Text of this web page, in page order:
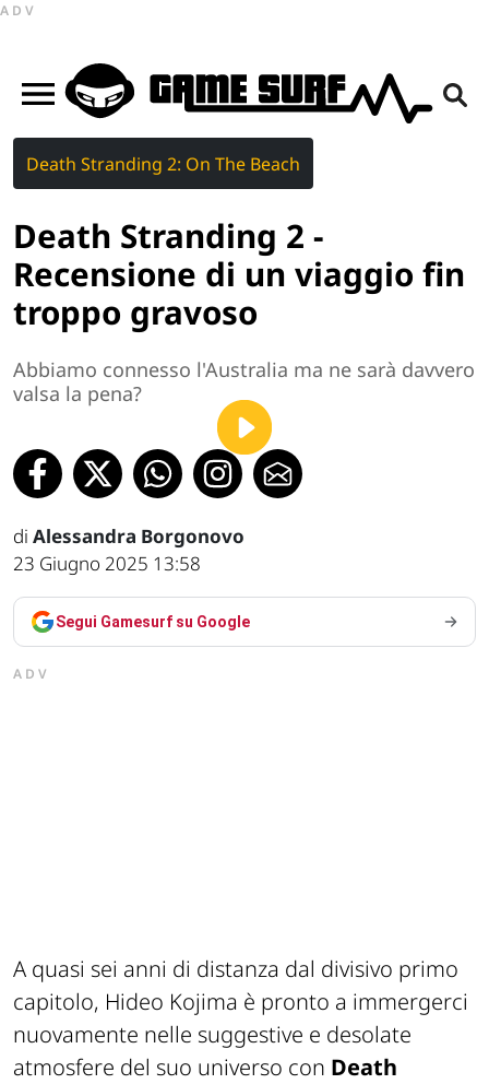
ADV
Death Stranding 2: On The Beach
Death Stranding 2 -
Recensione di un viaggio fin
troppo gravoso
Abbiamo connesso l'Australia ma ne sarà davvero
valsa la pena?
di Alessandra Borgonovo
23 Giugno 2025 13:58
Segui Gamesurf su Google
ADV
A quasi sei anni di distanza dal divisivo primo
capitolo, Hideo Kojima è pronto a immergerci
nuovamente nelle suggestive e desolate
atmosfere del suo universo con Death